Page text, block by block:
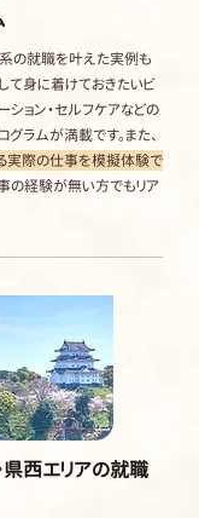
の就職を叶えた実例も
て身に着けておきたいビ
ション・セルフケアなどの
ラムが満載です。また、
実際の仕事を模擬体験で
の経験が無い方でもリア
西エリアの就職